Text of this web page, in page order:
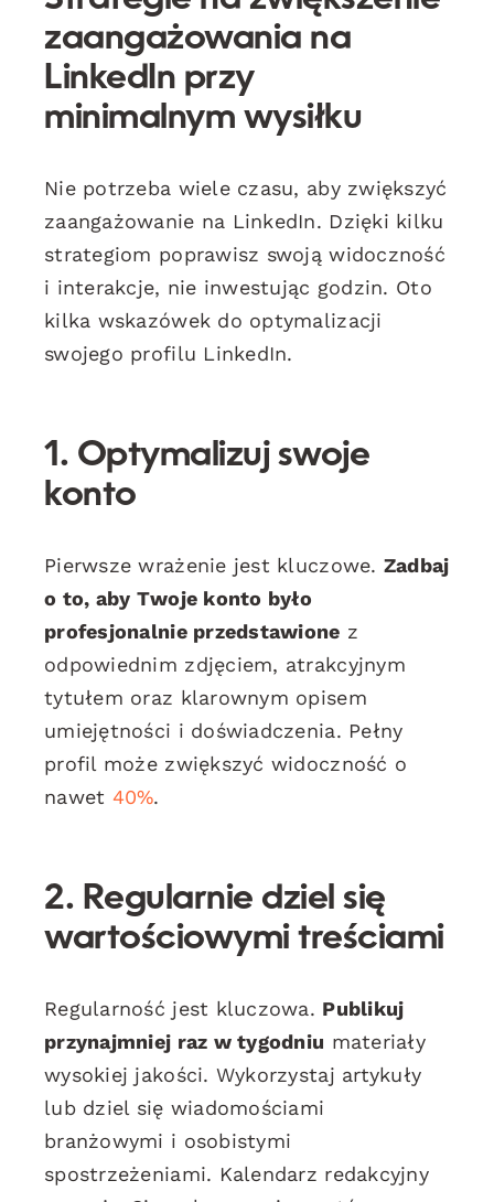
zaangażowania na
LinkedIn przy
minimalnym wysiłku
Nie potrzeba wiele czasu, aby zwiększyć
zaangażowanie na LinkedIn. Dzięki kilku
strategiom poprawisz swoją widoczność
i interakcje, nie inwestując godzin. Oto
kilka wskazówek do optymalizacji
swojego profilu LinkedIn.
1. Optymalizuj swoje
konto
Pierwsze wrażenie jest kluczowe. Zadbaj
o to, aby Twoje konto było
profesjonalnie przedstawione z
odpowiednim zdjęciem, atrakcyjnym
tytułem oraz klarownym opisem
umiejętności i doświadczenia. Pełny
profil może zwiększyć widoczność o
nawet 40%.
2. Regularnie dziel się
wartościowymi treściami
Regularność jest kluczowa. Publikuj
przynajmniej raz w tygodniu materiały
wysokiej jakości. Wykorzystaj artykuły
lub dziel się wiadomościami
branżowymi i osobistymi
spostrzeżeniami. Kalendarz redakcyjny